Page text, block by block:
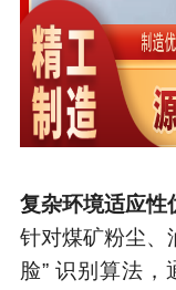
复杂环境适应性
针对煤矿粉尘、
脸” 识别算法